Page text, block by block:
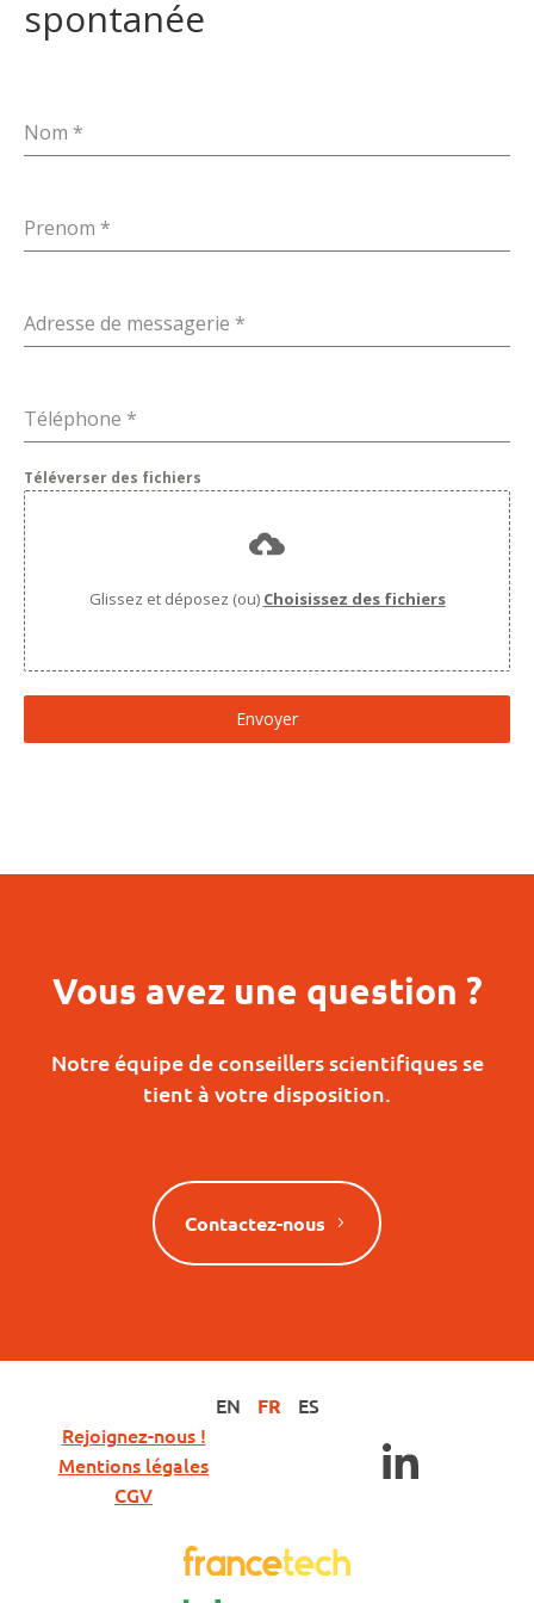
spontanée
Nom *
Prenom *
Adresse de messagerie *
Téléphone *
Téléverser des fichiers
Glissez et déposez (ou) Choisissez des fichiers
Envoyer
Vous avez une question ?
Notre équipe de conseillers scientifiques se
tient à votre disposition.
Contactez-nous
Rejoignez-nous !
Mentions légales
CGV
EN FR ES